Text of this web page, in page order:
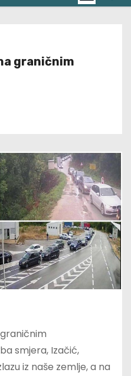
graničnim
smjera, Izačić,
iz naše zemlje, a na